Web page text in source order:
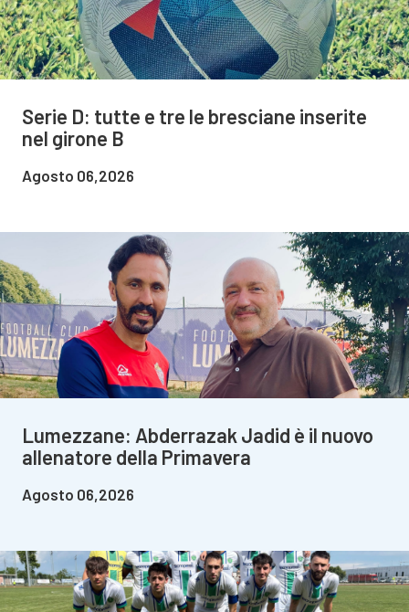
Serie D: tutte e tre le bresciane inserite
nel girone B
Agosto 06,2026
Lumezzane: Abderrazak Jadid è il nuovo
allenatore della Primavera
Agosto 06,2026